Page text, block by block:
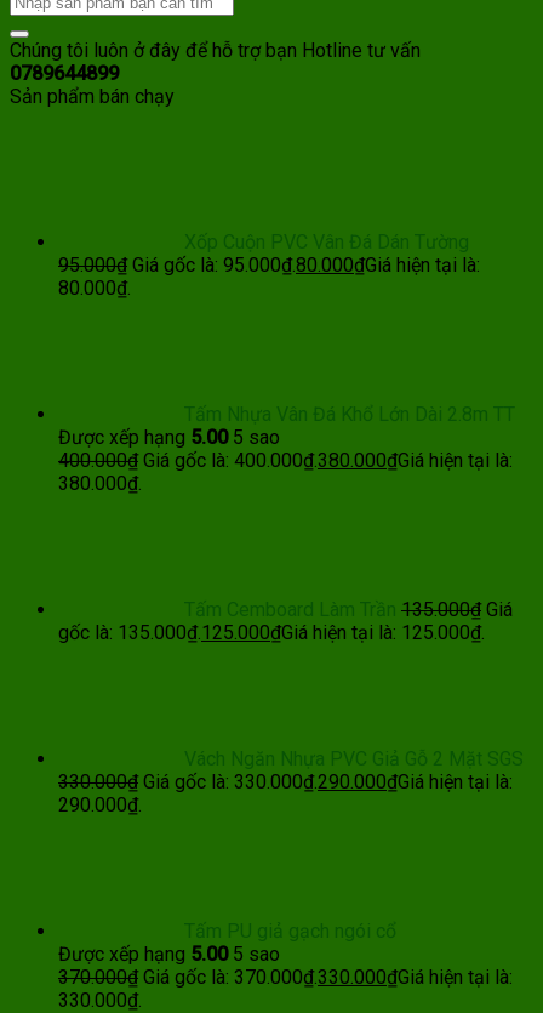
Chúng tôi luôn ở đây để hỗ trợ bạn Hotline tư vấn
0789644899
Sản phẩm bán chạy
Xốp Cuộn PVC Vân Đá Dán Tường
95.000₫ Giá gốc là: 95.000₫.80.000₫Giá hiện tại là:
80.000₫.
Tấm Nhựa Vân Đá Khổ Lớn Dài 2.8m TT
Được xếp hạng 5.005 sao
400.000₫ Giá gốc là: 400.000₫.380.000₫Giá hiện tại là:
380.000₫.
Tấm Cemboard Làm Trần 135.000₫ Giá
gốc là: 135.000₫.125.000₫Giá hiện tại là: 125.000₫.
Vách Ngăn Nhựa PVC Giả Gỗ 2 Mặt SGS
330.000₫ Giá gốc là: 330.000₫.290.000₫Giá hiện tại là:
290.000₫.
Tấm PU giả gạch ngói cổ
Được xếp hạng 5.005 sao
370.000₫ Giá gốc là: 370.000₫.330.000₫Giá hiện tại là:
330.000₫.